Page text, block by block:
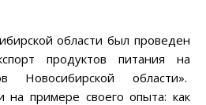
области был проведен
продуктов питания на
Новосибирской области».
на примере своего опыта: как